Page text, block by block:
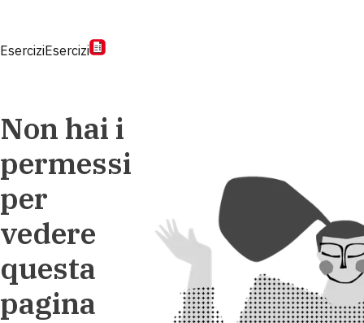
EserciziEsercizi
Non hai i
permessi
per
vedere
questa
pagina